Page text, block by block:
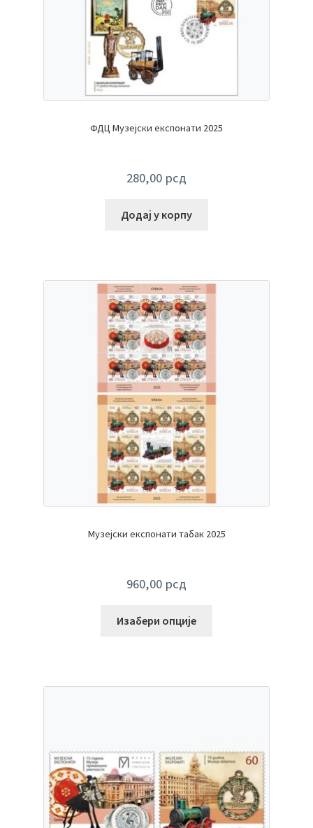
ФДЦ Музејски експонати 2025
280,00 рсд
Додај у корпу
Музејски експонати табак 2025
960,00 рсд
Изабери опције